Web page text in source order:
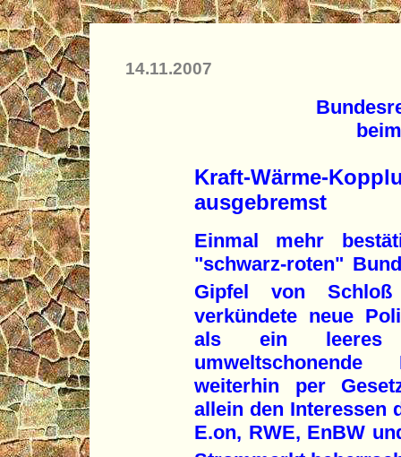
14.11.2007
Kraft-Wärme-
ausgebremst
Einmal mehr
"schwarz-roten"
Gipfel von Schloß
verkündete neue
als ein leeres
umweltschonende
weiterhin per
allein den Interessen
E.on, RWE, EnBW